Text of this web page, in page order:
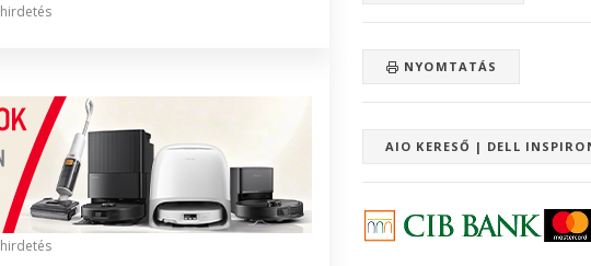
hirdetés
hirdetés
NYOMTATÁS
AIO KERESŐ | DELL